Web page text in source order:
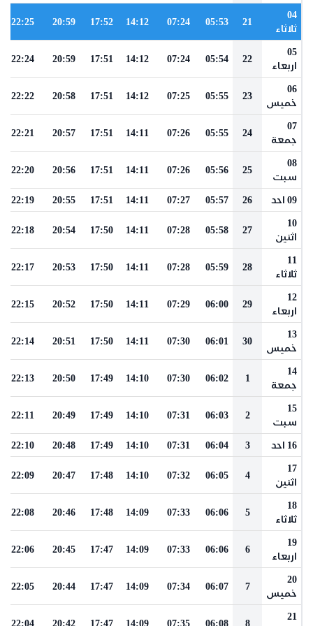
04
ثلاثاء
21
05:53
07:24
14:12
17:52
20:59
22:25
05
اربعاء
22
05:54
07:24
14:12
17:51
20:59
22:24
06
خميس
23
05:55
07:25
14:12
17:51
20:58
22:22
07
جمعة
24
05:55
07:26
14:11
17:51
20:57
22:21
08
سبت
25
05:56
07:26
14:11
17:51
20:56
22:20
09 احد 26
05:57
07:27
14:11
17:51
20:55
22:19
10
اثنين
27
05:58
07:28
14:11
17:50
20:54
22:18
11
ثلاثاء
28
05:59
07:28
14:11
17:50
20:53
22:17
12
اربعاء
29
06:00
07:29
14:11
17:50
20:52
22:15
13
خميس
30
06:01
07:30
14:11
17:50
20:51
22:14
14
جمعة
1
06:02
07:30
14:10
17:49
20:50
22:13
15
سبت
2
06:03
07:31
14:10
17:49
20:49
22:11
16 احد 3
06:04
07:31
14:10
17:49
20:48
22:10
17
اثنين
4
06:05
07:32
14:10
17:48
20:47
22:09
18
ثلاثاء
5
06:06
07:33
14:09
17:48
20:46
22:08
19
اربعاء
6
06:06
07:33
14:09
17:47
20:45
22:06
20
خميس
7
06:07
07:34
14:09
17:47
20:44
22:05
21
8
06:08
07:35
14:09
17:47
20:42
22:04